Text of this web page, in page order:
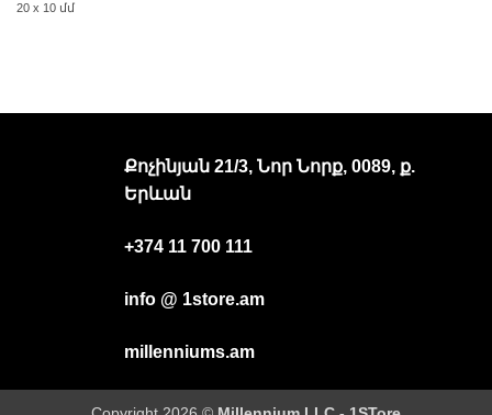
20 x 10 մմ
Քոչինյան 21/3, Նոր Նորք, 0089, ք.
Երևան
+374 11 700 111
info @ 1store.am
millenniums.am